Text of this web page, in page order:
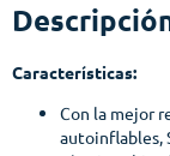
Características:
Con la mejor
autoinflables,